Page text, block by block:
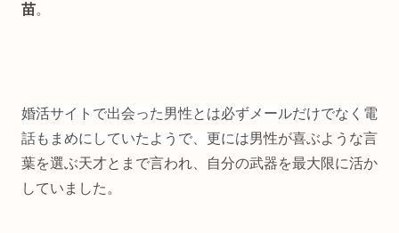
苗。
婚活サイトで出会った男性とは必ずメールだけでなく電
話もまめにしていたようで、更には男性が喜ぶような言
葉を選ぶ天才とまで言われ、自分の武器を最大限に活か
していました。